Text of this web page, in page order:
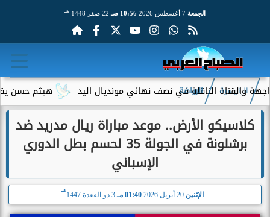
الجمعة 10:56 صـ 22 صفر 1448 هـ
هيثم حسن يقترب من الناقلة في نصف نهائي مونديال اليد
الرئيسية الرياضة
كلاسيكو الأرض.. موعد مباراة ريال مدريد ضد
برشلونة في الجولة 35 لحسم بطل الدوري
الإسباني
الإثنين 01:40 مـ 3 ذو القعدة 1447
هـ